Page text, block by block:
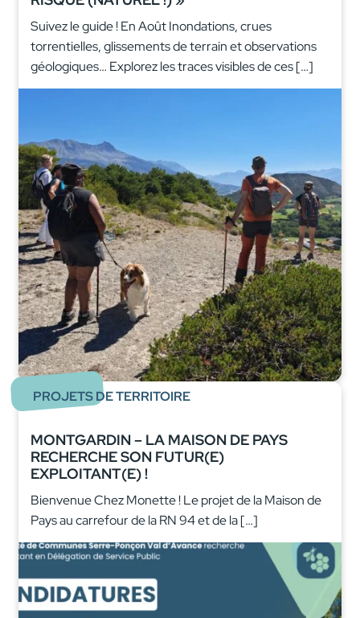
Suivez le guide ! En Août Inondations, crues
torrentielles, glissements de terrain et observations
géologiques… Explorez les traces visibles de ces […]
PROJETS DE TERRITOIRE
MONTGARDIN – LA MAISON DE PAYS
RECHERCHE SON FUTUR(E)
EXPLOITANT(E) !
Bienvenue Chez Monette ! Le projet de la Maison de
Pays au carrefour de la RN 94 et de la […]